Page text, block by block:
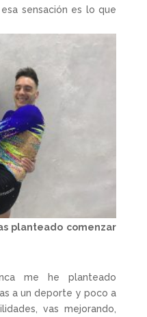
sensación es lo que
planteado comenzar
me he planteado
a un deporte y poco a
vas mejorando,